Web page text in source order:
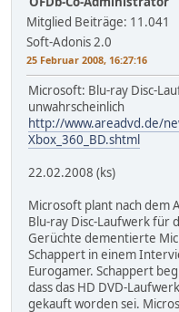
Mitglied Beiträge: 11.041
Soft-Adonis 2.0
25 Februar 2008, 16:27:16
Microsoft: Blu-ray Disc-
unwahrscheinlich
http://www.areadvd.de/
Xbox_360_BD.shtml
22.02.2008 (ks)
Microsoft plant nach dem
Blu-ray Disc-Laufwerk für
Gerüchte dementierte
Schappert in einem
Eurogamer. Schappert
dass das HD DVD-
gekauft worden sei.